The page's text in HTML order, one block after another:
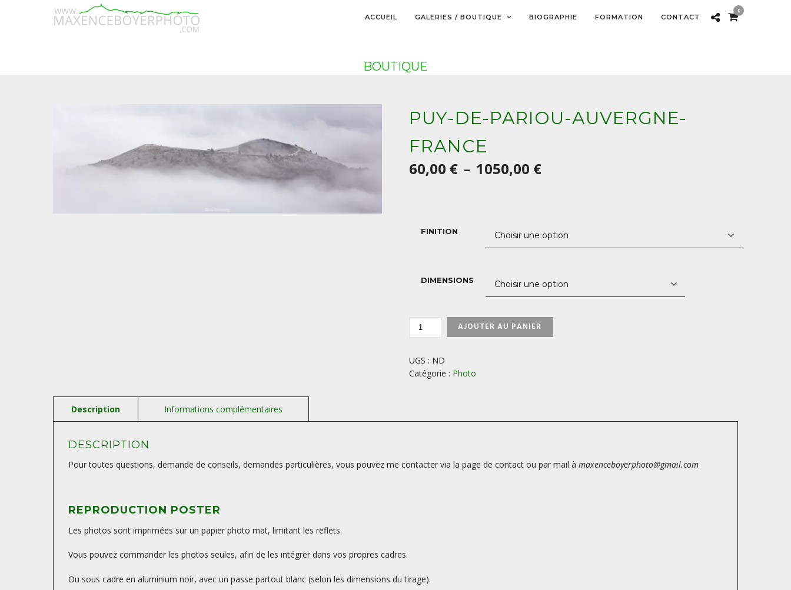
ACCUEIL GALERIES / BOUTIQUE BIOGRAPHIE FORMATION CONTACT
0
BOUTIQUE
PUY-DE-PARIOU-AUVERGNE-
FRANCE
60,00 € – 1050,00 €Plage
à
FINITION
DIMENSIONS
QUANTITÉ
DE-
PARIOU-
AUVERGNE-
AJOUTER AU PANIER
UGS : ND
Catégorie : Photo
DESCRIPTION
Pour toutes questions, demande de conseils, demandes particulières, vous pouvez me contacter via la page de contact ou par mail à maxenceboyerphoto@gmail.com
REPRODUCTION POSTER
Les photos sont imprimées sur un papier photo mat, limitant les reflets.
Vous pouvez commander les photos seules, afin de les intégrer dans vos propres cadres.
Ou sous cadre en aluminium noir, avec un passe partout blanc (selon les dimensions du tirage).